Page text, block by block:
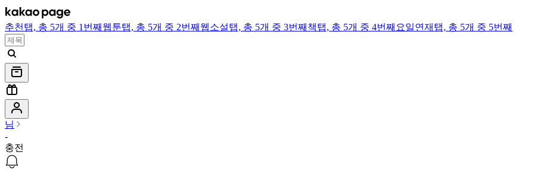
추천 탭, 총 5개 중 1번째 웹툰탭, 총 5개 중 2번째 웹소설탭, 총 5개 중 3번째 책탭, 총 5개 중 4번째 요일연재 탭, 총 5개 중 5번째
님
-
충전